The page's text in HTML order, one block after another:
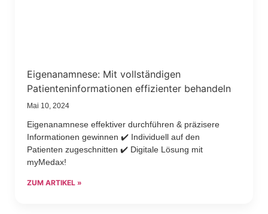
Eigenanamnese: Mit vollständigen
Patienteninformationen effizienter behandeln
Mai 10, 2024
Eigenanamnese effektiver durchführen & präzisere
Informationen gewinnen ✔️ Individuell auf den
Patienten zugeschnitten ✔️ Digitale Lösung mit
myMedax!
ZUM ARTIKEL »